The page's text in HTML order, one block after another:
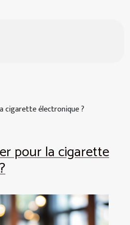
cigarette électronique ?
pour la cigarette